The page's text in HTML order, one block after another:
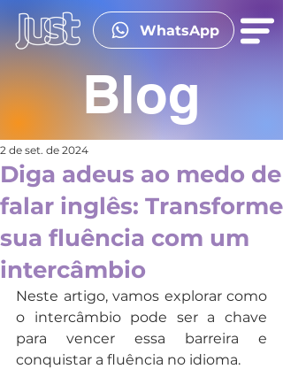
WhatsApp
Blog
Diga adeus ao medo de
falar inglês: Transforme
sua fluência com um
intercâmbio
2 de set. de 2024
Neste artigo, vamos explorar como
o intercâmbio pode ser a chave
para vencer essa barreira e
conquistar a fluência no idioma.